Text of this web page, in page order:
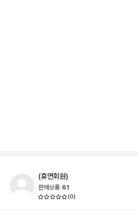
(휴면회원)
판매상품 61
(0)